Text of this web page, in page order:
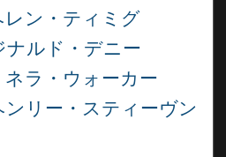
レン・ティミグ
ナルド・デニー
ネラ・ウォーカー
ンリー・スティーヴン